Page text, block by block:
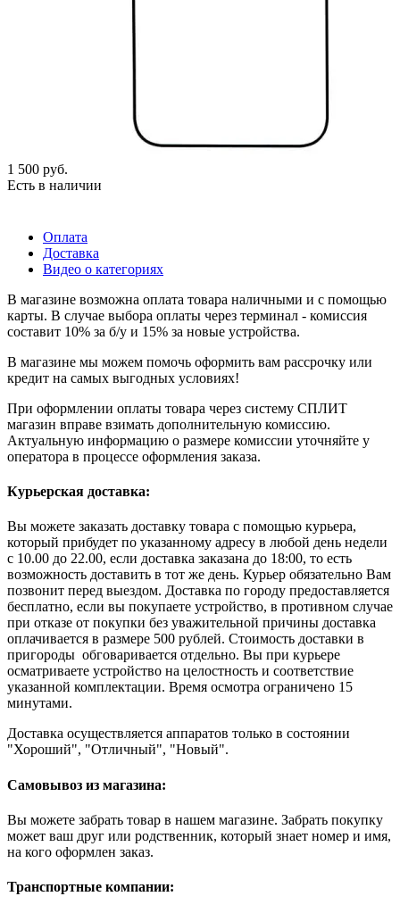
1 500 руб.
Есть в наличии
Оплата
Доставка
Видео о категориях
В магазине возможна оплата товара наличными и с помощью
карты. В случае выбора оплаты через терминал - комиссия
составит 10% за б/у и 15% за новые устройства.
В магазине мы можем помочь оформить вам рассрочку или
кредит на самых выгодных условиях!
При оформлении оплаты товара через систему СПЛИТ
магазин вправе взимать дополнительную комиссию.
Актуальную информацию о размере комиссии уточняйте у
оператора в процессе оформления заказа.
Курьерская доставка:
Вы можете заказать доставку товара с помощью курьера,
который прибудет по указанному адресу в любой день недели
с 10.00 до 22.00, если доставка заказана до 18:00, то есть
возможность доставить в тот же день. Курьер обязательно Вам
позвонит перед выездом. Доставка по городу предоставляется
бесплатно, если вы покупаете устройство, в противном случае
при отказе от покупки без уважительной причины доставка
оплачивается в размере 500 рублей. Стоимость доставки в
пригороды обговаривается отдельно. Вы при курьере
осматриваете устройство на целостность и соответствие
указанной комплектации. Время осмотра ограничено 15
минутами.
Доставка осуществляется аппаратов только в состоянии
"Хороший", "Отличный", "Новый".
Самовывоз из магазина:
Вы можете забрать товар в нашем магазине. Забрать покупку
может ваш друг или родственник, который знает номер и имя,
на кого оформлен заказ.
Транспортные компании: